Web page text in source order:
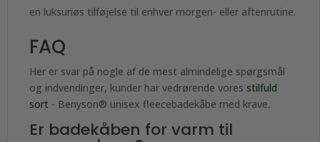
en luksuriøs tilføjelse til enhver morgen- eller aftenrutine.
FAQ
Her er svar på nogle af de mest almindelige spørgsmål
og indvendinger, kunder har vedrørende vores stilfuld
sort - Benyson® unisex fleecebadekåbe med krave.
Er badekåben for varm til